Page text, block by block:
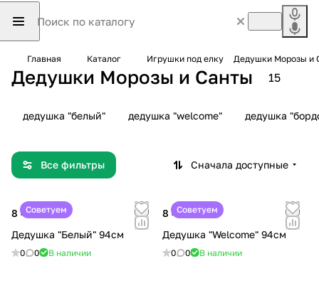
Главная Каталог Игрушки под елку Дедушки Морозы и
Дедушки Морозы и Санты 15
дедушка "белый" дедушка "welcome" дедушка
Все фильтры Сначала доступные
Советуем
8 499 ₽
Дедушка "Белый" 94см
0 0 В наличии
Советуем
8 499 ₽
Дедушка "Welcome" 94см
0 0 В наличии